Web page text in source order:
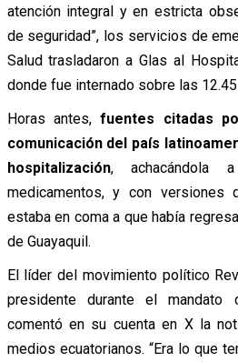
atención integral y en estricta
de seguridad”, los servicios de
Salud trasladaron a Glas al
donde fue internado sobre las
Horas antes,fuentes citadas
comunicación del país
hospitalización, achacándola
medicamentos, y con versiones
estaba en coma a que había
de Guayaquil.
El líder del movimiento político
presidente durante el mandato
comentó en su cuenta en X la
medios ecuatorianos. “Era lo que